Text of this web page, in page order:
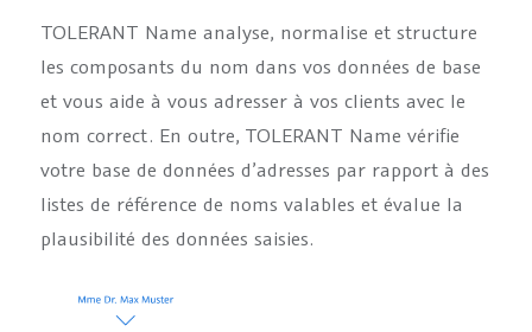
TOLERANT Name analyse, normalise et structure
les composants du nom dans vos données de base
et vous aide à vous adresser à vos clients avec le
nom correct. En outre, TOLERANT Name vérifie
votre base de données d’adresses par rapport à des
listes de référence de noms valables et évalue la
plausibilité des données saisies.